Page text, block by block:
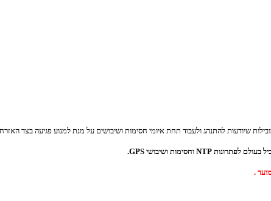
וחסימות ושיבושי GPS.